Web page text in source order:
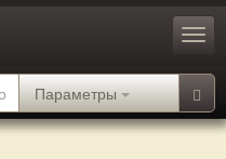
Параметры